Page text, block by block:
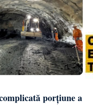
porțiune a